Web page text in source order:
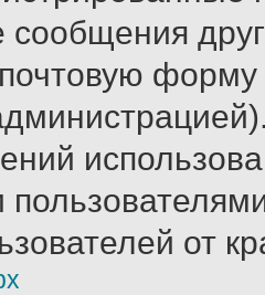
сообщения
от